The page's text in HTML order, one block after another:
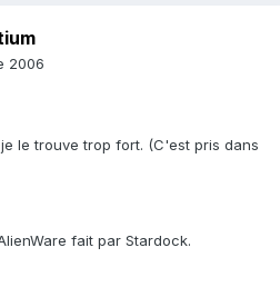
2006
le trouve trop fort. (C'est pris dans
fait par Stardock.